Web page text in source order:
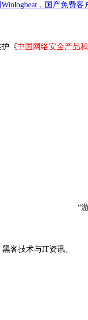
，国产免费客
护《中国网络安全产品
“
客技术与IT资讯。